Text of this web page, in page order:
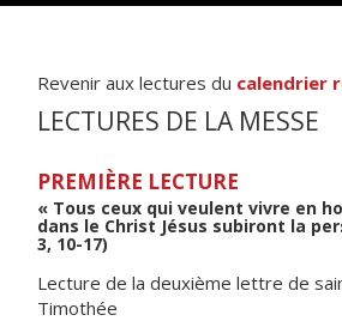
Revenir aux lectures du calendrier
LECTURES DE LA MESSE
PREMIÈRE LECTURE
« Tous ceux qui veulent vivre en
dans le Christ Jésus subiront la
3, 10-17)
Lecture de la deuxième lettre de
Timothée